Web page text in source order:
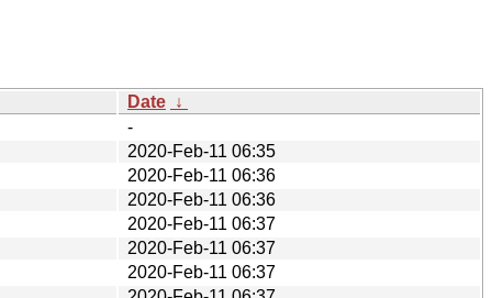
Date ↓
-
2020-Feb-11 06:35
2020-Feb-11 06:36
2020-Feb-11 06:36
2020-Feb-11 06:37
2020-Feb-11 06:37
2020-Feb-11 06:37